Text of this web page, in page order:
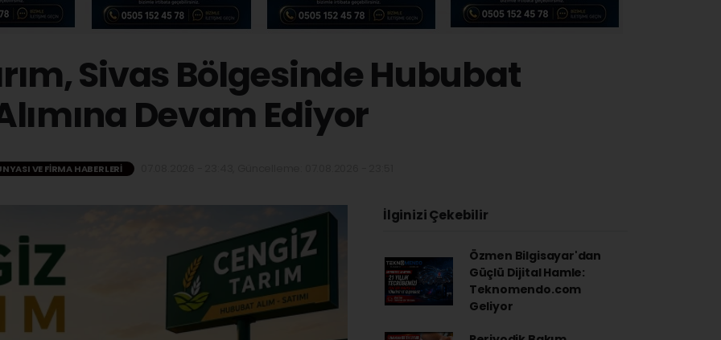
Sivas Bölgesinde Hububat
Devam Ediyor
VE FIRMA HABERLERI
İlginizi Çekebilir
Özmen Bilgisayar'dan
Güçlü Dijital Hamle:
Teknomendo.com
Geliyor